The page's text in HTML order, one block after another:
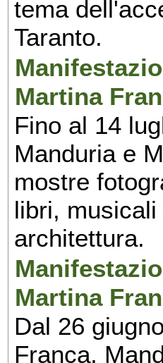
tema
Taranto.
Martina
Fino al 14
Manduria e
mostre
libri,
architettura.
Martina
Dal 26
Franca,